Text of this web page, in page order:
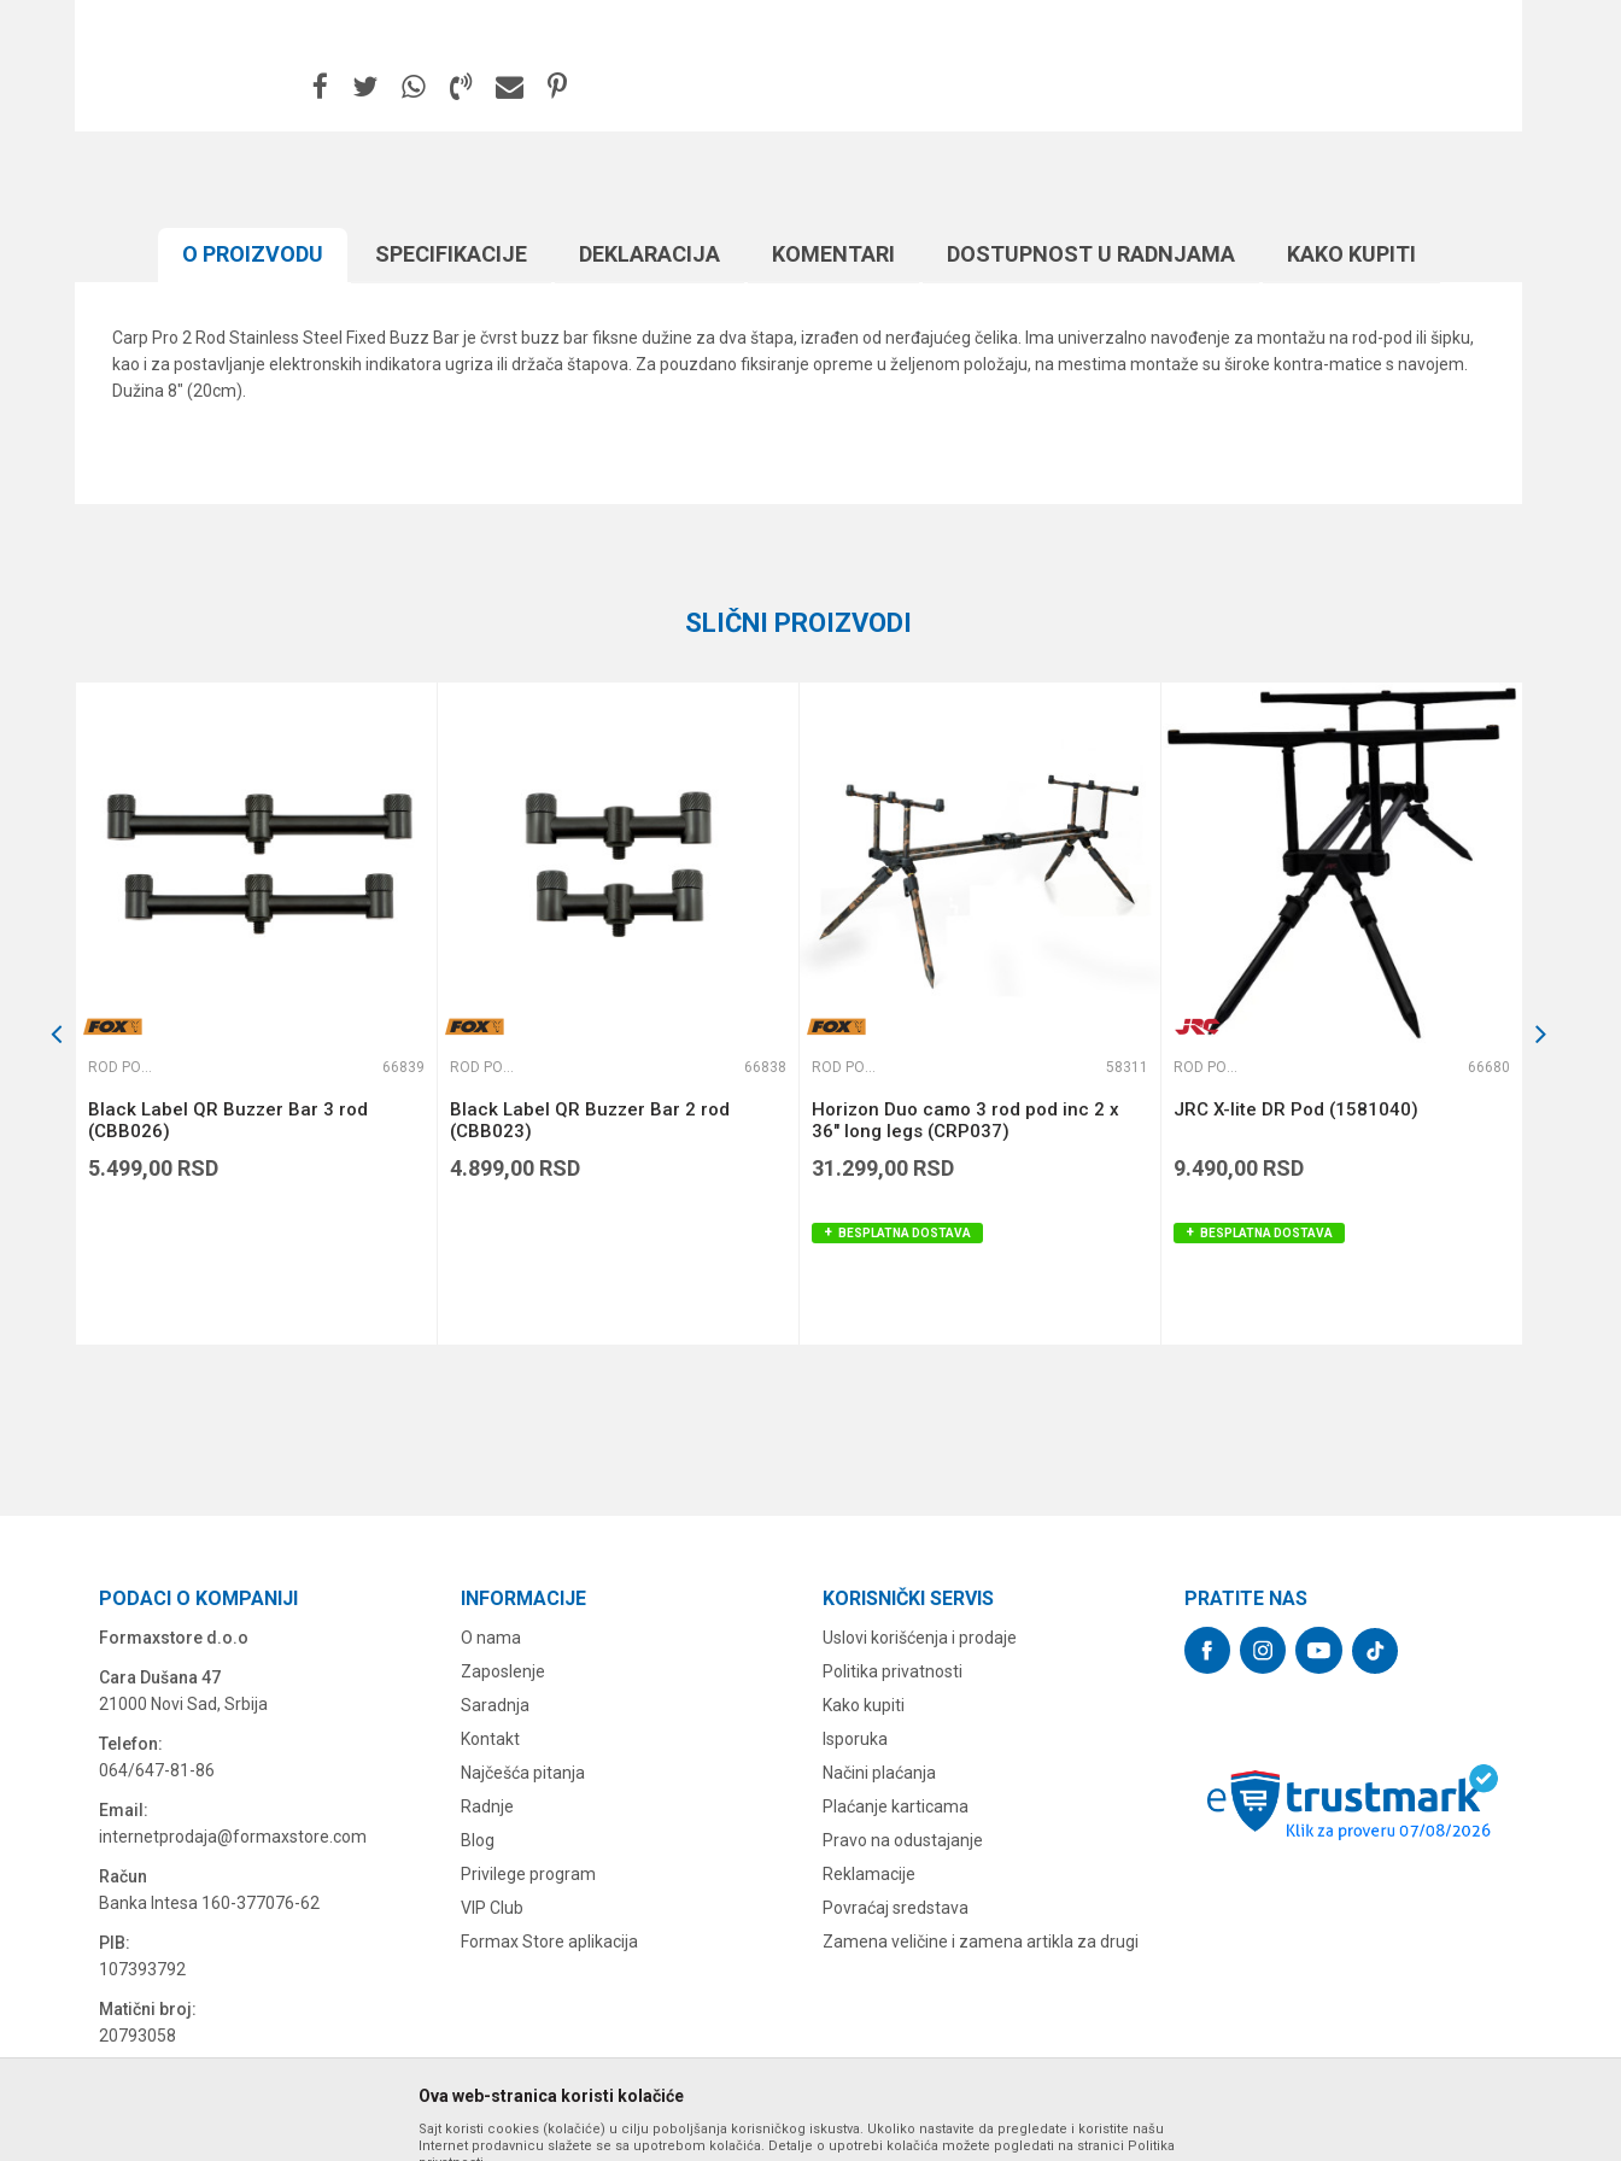
O PROIZVODU SPECIFIKACIJЕ DEKLARACIJA KOMENTARI DOSTUPNOST U RADNJAMA KAKO KUPITI
Carp Pro 2 Rod Stainless Steel Fixed Buzz Bar je čvrst buzz bar fiksne dužine za dva štapa, izrađen od nerđajućeg čelika. Ima univerzalno navođenje za montažu na rod-pod ili šipku,
kao i za postavljanje elektronskih indikatora ugriza ili držača štapova. Za pouzdano fiksiranje opreme u željenom položaju, na mestima montaže su široke kontra-matice s navojem.
Dužina 8" (20cm).
SLIČNI PROIZVODI
ROD PODOVI 66839
Black Label QR Buzzer Bar 3 rod
(CBB026)
5.499,00 RSD
ROD PODOVI 66838
Black Label QR Buzzer Bar 2 rod
(CBB023)
4.899,00 RSD
ROD PODOVI 58311
Horizon Duo camo 3 rod pod inc 2 x
36" long legs (CRP037)
31.299,00 RSD
BESPLATNA DOSTAVA
ROD PODOVI 66680
JRC X-lite DR Pod (1581040)
9.490,00 RSD
BESPLATNA DOSTAVA
PODACI O KOMPANIJI
Formaxstore d.o.o
Cara Dušana 47
21000 Novi Sad, Srbija
Telefon:
064/647-81-86
Email:
internetprodaja@formaxstore.com
Račun
Banka Intesa 160-377076-62
PIB:
107393792
Matični broj:
20793058
INFORMACIJE
O nama
Zaposlenje
Saradnja
Kontakt
Najčešća pitanja
Radnje
Blog
Privilege program
VIP Club
Formax Store aplikacija
KORISNIČKI SERVIS
Uslovi korišćenja i prodaje
Politika privatnosti
Kako kupiti
Isporuka
Načini plaćanja
Plaćanje karticama
Pravo na odustajanje
Reklamacije
Povraćaj sredstava
Zamena veličine i zamena artikla za drugi
PRATITE NAS
Ova web-stranica koristi kolačiće
Sajt koristi cookies (kolačiće) u cilju poboljšanja korisničkog iskustva. Ukoliko nastavite da pregledate i koristite našu
Internet prodavnicu slažete se sa upotrebom kolačića. Detalje o upotrebi kolačića možete pogledati na stranici Politika